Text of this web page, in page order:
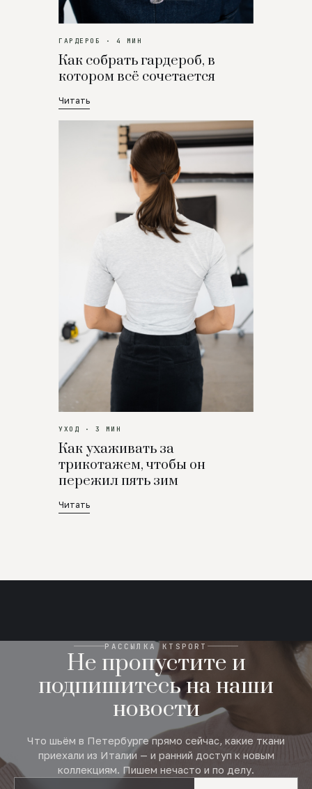
ГАРДЕРОБ · 4 МИН
Как собрать гардероб, в
котором всё сочетается
Читать
УХОД · 3 МИН
Как ухаживать за
трикотажем, чтобы он
пережил пять зим
Читать
РАССЫЛКА KTSPORT
Не пропустите и
подпишитесь на наши
новости
Что шьём в Петербурге прямо сейчас, какие ткани
приехали из Италии — и ранний доступ к новым
коллекциям. Пишем нечасто и по делу.